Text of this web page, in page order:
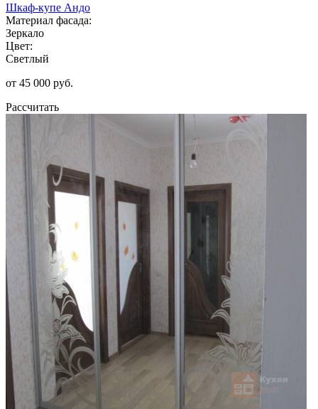
Шкаф-купе Андо
Материал фасада:
Зеркало
Цвет:
Светлый
от 45 000 руб.
Рассчитать